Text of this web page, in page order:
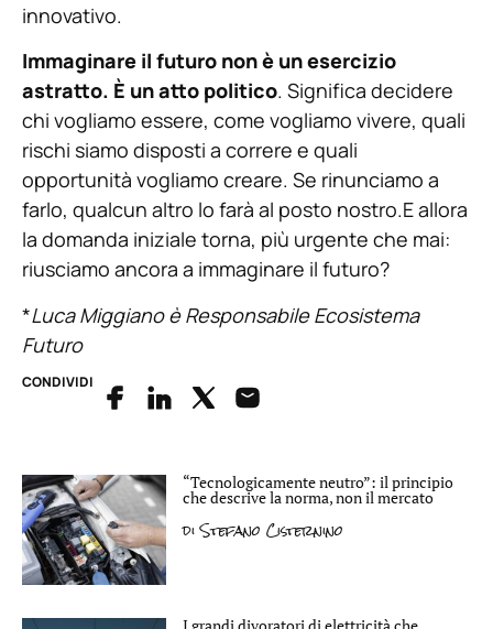
innovativo.
Immaginare il futuro non è un esercizio
astratto. È un atto politico. Significa decidere
chi vogliamo essere, come vogliamo vivere, quali
rischi siamo disposti a correre e quali
opportunità vogliamo creare. Se rinunciamo a
farlo, qualcun altro lo farà al posto nostro.E allora
la domanda iniziale torna, più urgente che mai:
riusciamo ancora a immaginare il futuro?
*Luca Miggiano è Responsabile Ecosistema
Futuro
CONDIVIDI
“Tecnologicamente neutro”: il principio
che descrive la norma, non il mercato
diStefano Cisternino